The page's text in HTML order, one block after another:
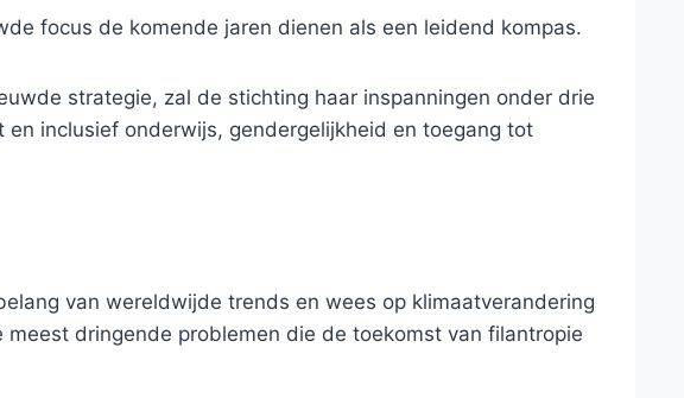
focus de komende jaren dienen als een leidend kompas.
strategie, zal de stichting haar inspanningen onder drie
en inclusief onderwijs, gendergelijkheid en toegang tot
van wereldwijde trends en wees op klimaatverandering
dringende problemen die de toekomst van filantropie